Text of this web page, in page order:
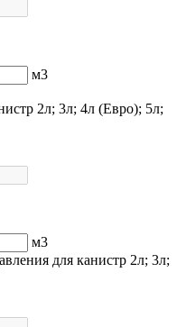
м3
2л; 3л; 4л (Евро); 5л;
м3
для канистр 2л; 3л;